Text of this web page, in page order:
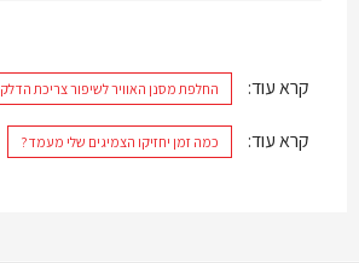
קרא עוד: החלפת מסנן האוויר לשיפור צריכת הדלק
קרא עוד: כמה זמן יחזיקו הצמיגים שלי מעמד?